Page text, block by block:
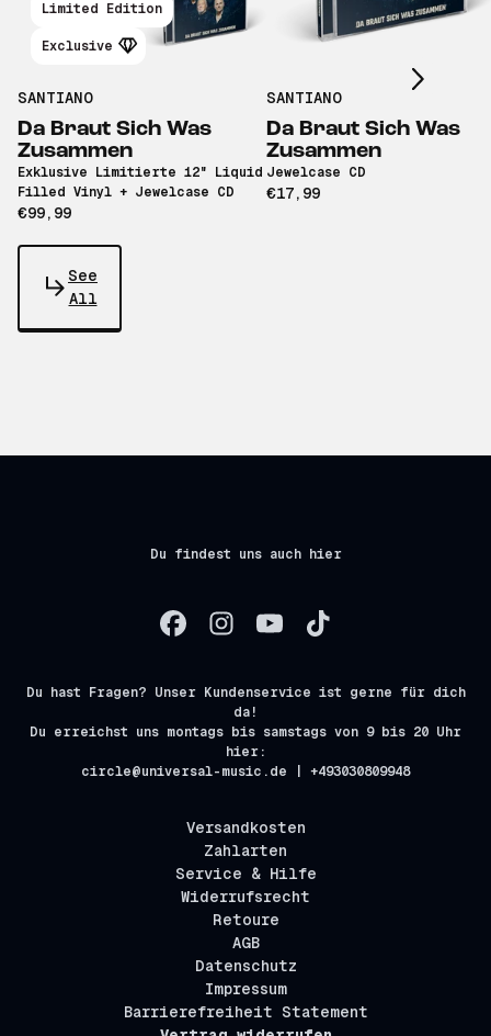
Limited Edition
Exclusive
SANTIANO
Da Braut Sich Was
Zusammen
Exklusive Limitierte 12" Liquid
Filled Vinyl + Jewelcase CD
€99,99
SANTIANO
Da Braut Sich Was
Zusammen
Jewelcase CD
€17,99
Scroll right
See
All
Du findest uns auch hier
Du hast Fragen? Unser Kundenservice ist gerne für dich
da!
Du erreichst uns montags bis samstags von 9 bis 20 Uhr
hier:
circle@universal-music.de | +493030809948
Versandkosten
Zahlarten
Service & Hilfe
Widerrufsrecht
Retoure
AGB
Datenschutz
Impressum
Barrierefreiheit Statement